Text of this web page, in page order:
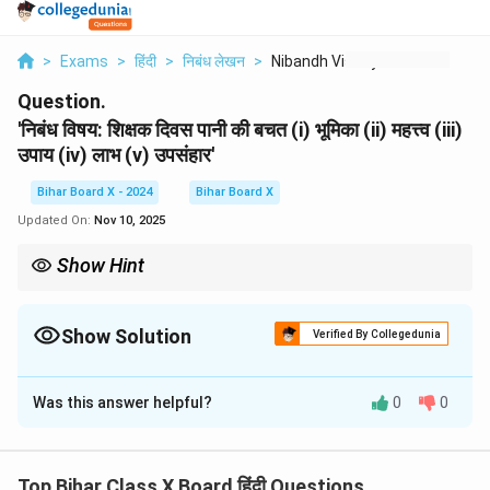
> Exams > हिंदी > निबंध लेखन > Nibandh Vishay Shiks...
Question.
'निबंध विषय: शिक्षक दिवस पानी की बचत (i) भूमिका (ii) महत्त्व (iii)
उपाय (iv) लाभ (v) उपसंहार'
Bihar Board X - 2024
Bihar Board X
Updated On: Nov 10, 2025
Show Hint
Show Solution Verified By Collegedunia
Solution and Explanation
(i) भूमिका:
Was this answer helpful? 0 0